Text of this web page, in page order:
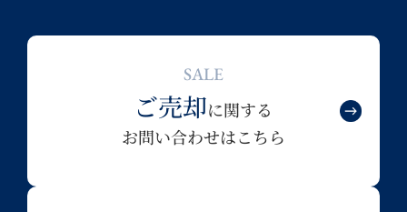
SALE
ご売却に関する
お問い合わせはこちら